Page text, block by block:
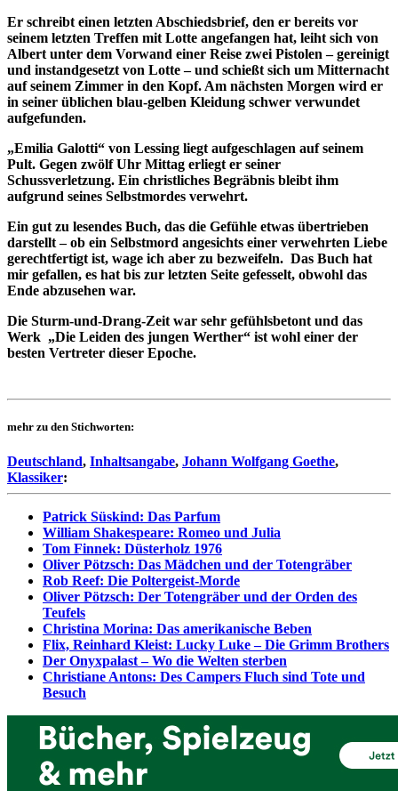
Er schreibt einen letzten Abschiedsbrief, den er bereits vor
seinem letzten Treffen mit Lotte angefangen hat, leiht sich von
Albert unter dem Vorwand einer Reise zwei Pistolen – gereinigt
und instandgesetzt von Lotte – und schießt sich um Mitternacht
auf seinem Zimmer in den Kopf. Am nächsten Morgen wird er
in seiner üblichen blau-gelben Kleidung schwer verwundet
aufgefunden.
„Emilia Galotti“ von Lessing liegt aufgeschlagen auf seinem
Pult. Gegen zwölf Uhr Mittag erliegt er seiner
Schussverletzung. Ein christliches Begräbnis bleibt ihm
aufgrund seines Selbstmordes verwehrt.
Ein gut zu lesendes Buch, das die Gefühle etwas übertrieben
darstellt – ob ein Selbstmord angesichts einer verwehrten Liebe
gerechtfertigt ist, wage ich aber zu bezweifeln. Das Buch hat
mir gefallen, es hat bis zur letzten Seite gefesselt, obwohl das
Ende abzusehen war.
Die Sturm-und-Drang-Zeit war sehr gefühlsbetont und das
Werk „Die Leiden des jungen Werther“ ist wohl einer der
besten Vertreter dieser Epoche.
mehr zu den Stichworten:
Deutschland, Inhaltsangabe, Johann Wolfgang Goethe,
Klassiker:
Patrick Süskind: Das Parfum
William Shakespeare: Romeo und Julia
Tom Finnek: Düsterholz 1976
Oliver Pötzsch: Das Mädchen und der Totengräber
Rob Reef: Die Poltergeist-Morde
Oliver Pötzsch: Der Totengräber und der Orden des
Teufels
Christina Morina: Das amerikanische Beben
Flix, Reinhard Kleist: Lucky Luke – Die Grimm Brothers
Der Onyxpalast – Wo die Welten sterben
Christiane Antons: Des Campers Fluch sind Tote und
Besuch